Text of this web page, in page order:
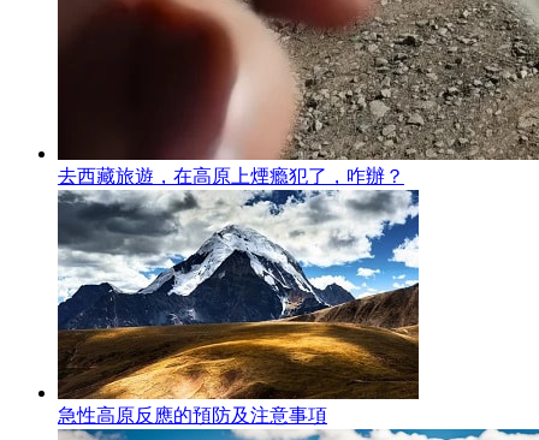
去西藏旅遊，在高原上煙瘾犯了，咋辦？
急性高原反應的預防及注意事項